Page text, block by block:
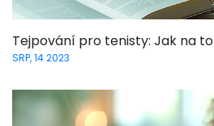
Tejpování pro tenisty: Jak na to
SRP, 14 2023